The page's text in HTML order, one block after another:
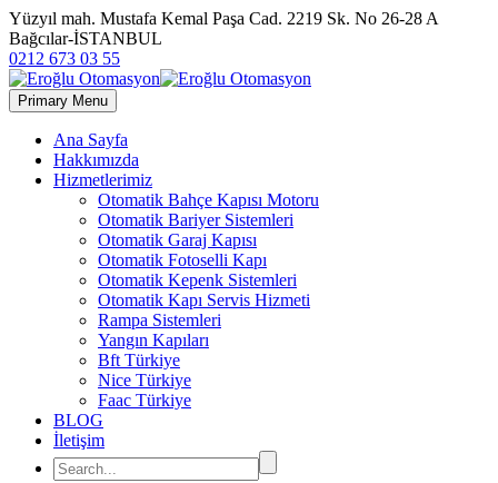
Yüzyıl mah. Mustafa Kemal Paşa Cad. 2219 Sk. No 26-28 A
Bağcılar-İSTANBUL
0212 673 03 55
Primary Menu
Ana Sayfa
Hakkımızda
Hizmetlerimiz
Otomatik Bahçe Kapısı Motoru
Otomatik Bariyer Sistemleri
Otomatik Garaj Kapısı
Otomatik Fotoselli Kapı
Otomatik Kepenk Sistemleri
Otomatik Kapı Servis Hizmeti
Rampa Sistemleri
Yangın Kapıları
Bft Türkiye
Nice Türkiye
Faac Türkiye
BLOG
İletişim